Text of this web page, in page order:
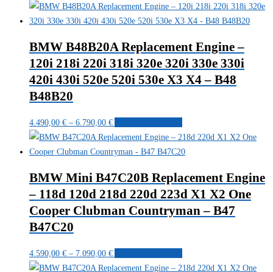
Produktseite
gewählt
4.490,00 €
bis
Produkt
weist
Varianten
auf.
Die
der
Produktseite
werden
BMW B48B20A Replacement Engine –
120i 218i 220i 318i 320e 320i 330e 330i
420i 430i 520e 520i 530e X3 X4 – B48
B48B20
4.490,00 € – 6.790,00 €Preisspanne:
4.490,00 €
bis
Produkt
weist
Varianten
auf.
Die
der
BMW Mini B47C20B Replacement Engine
– 118d 120d 218d 220d 223d X1 X2 One
Cooper Clubman Countryman – B47
B47C20
4.590,00 € – 7.090,00 €Preisspanne:
4.590,00 €
Produkt